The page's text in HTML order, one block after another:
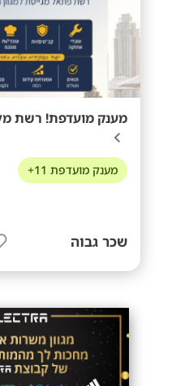
מענק מועדפת! רשת
מענק מועדפת 11+
שכר גבוה